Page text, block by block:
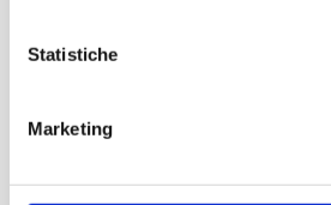
Statistiche
Marketing